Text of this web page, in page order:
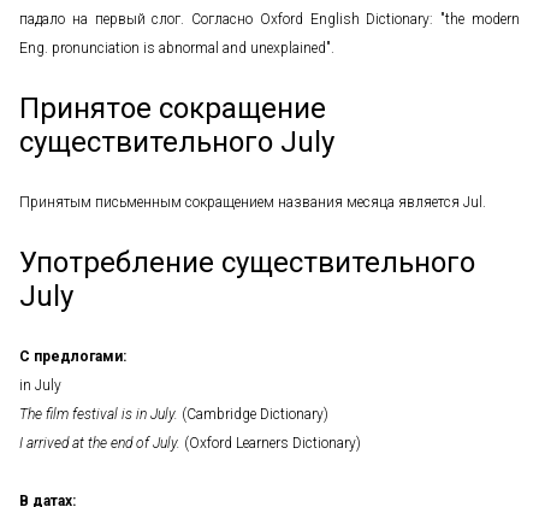
падало на первый слог. Согласно Oxford English Dictionary: "the modern
Eng. pronunciation is abnormal and unexplained".
Принятое сокращение
существительного July
Принятым письменным сокращением названия месяца является Jul.
Употребление существительного
July
С предлогами:
in July
The film festival is in July. (Cambridge Dictionary)
I arrived at the end of July. (Oxford Learners Dictionary)
В датах: